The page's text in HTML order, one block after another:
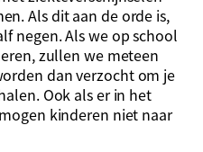
Als dit aan de orde is,
negen. Als we op school
zullen we meteen
dan verzocht om je
Ook als er in het
kinderen niet naar